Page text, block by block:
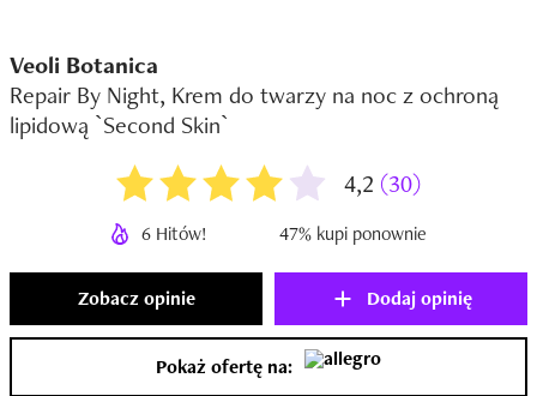
Veoli Botanica
Repair By Night, Krem do twarzy na noc z ochroną
lipidową `Second Skin`
4,2 (30)
6 Hitów! 47% kupi ponownie
Zobacz opinie Dodaj opinię
Pokaż ofertę na: